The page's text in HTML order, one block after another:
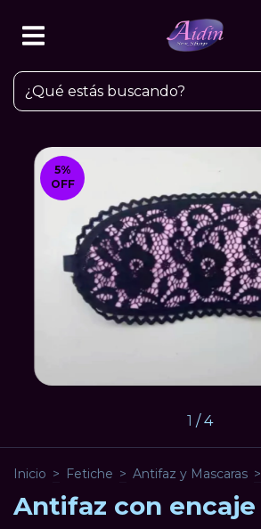
5%
OFF
1 /4
Inicio > Fetiche > Antifaz y Mascaras >
Antifaz con encaje